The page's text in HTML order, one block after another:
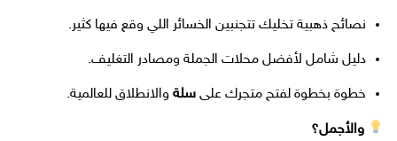
نصائح ذهبية تخليك تتجنبين الخسائر اللي وقع فيها كثير.
دليل شامل لأفضل محلات الجملة ومصادر التغليف.
خطوة بخطوة لفتح متجرك على سلة والانطلاق للعالمية.
والأجمل؟